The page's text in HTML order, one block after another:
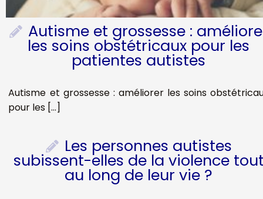
Autisme et grossesse :
les soins obstétricaux pour les
patientes autistes
Autisme et grossesse : améliorer les soins
pour les […]
Les personnes autistes
subissent-elles de la violence
au long de leur vie ?